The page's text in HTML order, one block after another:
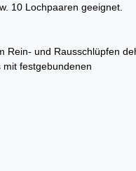
10 Lochpaaren geeignet.
Rein- und Rausschlüpfen
festgebundenen